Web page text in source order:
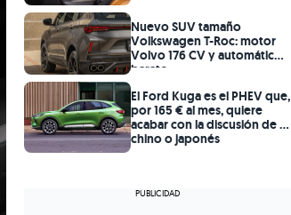
Nuevo SUV tamaño
Volkswagen T-Roc: motor
Volvo 176 CV y automático
barato
El Ford Kuga es el PHEV que,
por 165 € al mes, quiere
acabar con la discusión de si
chino o japonés